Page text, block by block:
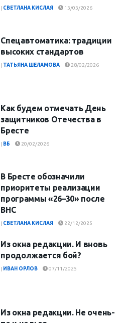
| СВЕТЛАНА КИСЛАЯ 13/03/2026
Спецавтоматика: традиции
высоких стандартов
| ТАТЬЯНА ШЕЛАМОВА 28/02/2026
Как будем отмечать День
защитников Отечества в
Бресте
| ВБ 20/02/2026
В Бресте обозначили
приоритеты реализации
программы «26–30» после
ВНС
| СВЕТЛАНА КИСЛАЯ 22/12/2025
Из окна редакции. И вновь
продолжается бой?
| ИВАН ОРЛОВ 07/11/2025
Из окна редакции. Не очень-